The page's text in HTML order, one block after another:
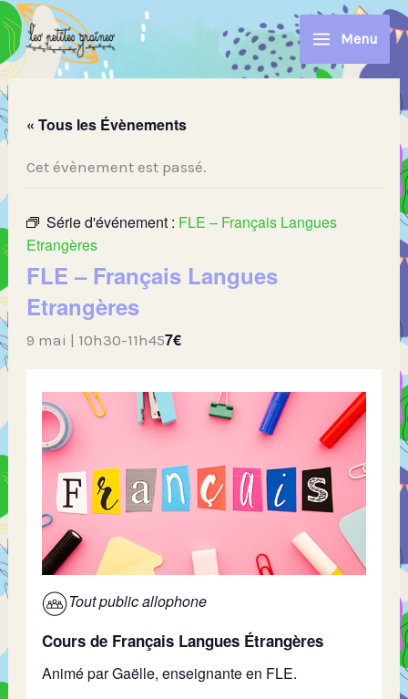
Aller
au
contenu
Menu
« Tous les Évènements
Cet évènement est passé.
Série d'événement : FLE – Français Langues
Etrangères
FLE – Français Langues
Etrangères
9 mai | 10h30-11h457€
Tout public allophone
Cours de Français Langues Étrangères
Animé par Gaëlle, enseignante en FLE.